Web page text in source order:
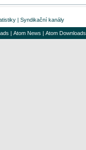
| Syndikační kanály
| Atom News | Atom Downloads